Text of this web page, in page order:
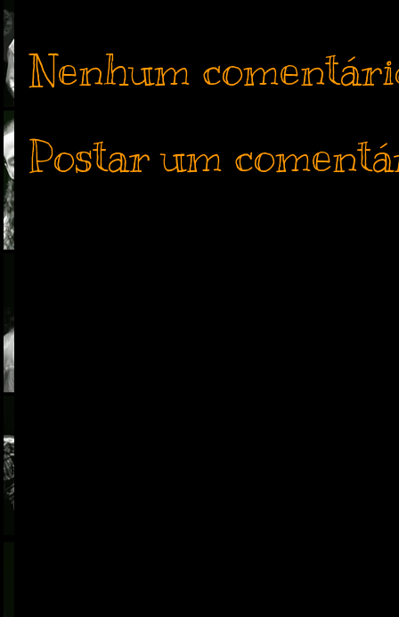
Nenhum
Postar um